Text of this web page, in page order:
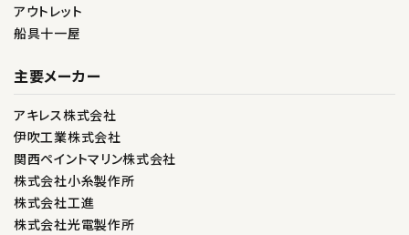
アウトレット
船具十一屋
主要メーカー
アキレス株式会社
伊吹工業株式会社
関西ペイントマリン株式会社
株式会社小糸製作所
株式会社工進
株式会社光電製作所